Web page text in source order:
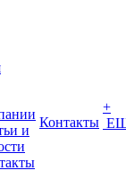
и
Контакты
+